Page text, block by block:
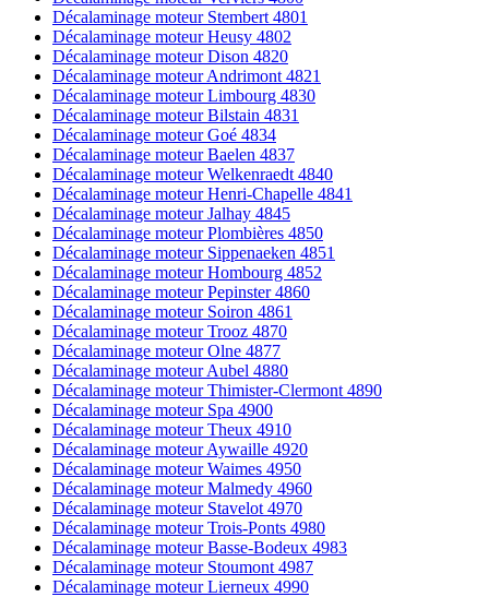
Décalaminage moteur Stembert 4801
Décalaminage moteur Heusy 4802
Décalaminage moteur Dison 4820
Décalaminage moteur Andrimont 4821
Décalaminage moteur Limbourg 4830
Décalaminage moteur Bilstain 4831
Décalaminage moteur Goé 4834
Décalaminage moteur Baelen 4837
Décalaminage moteur Welkenraedt 4840
Décalaminage moteur Henri-Chapelle 4841
Décalaminage moteur Jalhay 4845
Décalaminage moteur Plombières 4850
Décalaminage moteur Sippenaeken 4851
Décalaminage moteur Hombourg 4852
Décalaminage moteur Pepinster 4860
Décalaminage moteur Soiron 4861
Décalaminage moteur Trooz 4870
Décalaminage moteur Olne 4877
Décalaminage moteur Aubel 4880
Décalaminage moteur Thimister-Clermont 4890
Décalaminage moteur Spa 4900
Décalaminage moteur Theux 4910
Décalaminage moteur Aywaille 4920
Décalaminage moteur Waimes 4950
Décalaminage moteur Malmedy 4960
Décalaminage moteur Stavelot 4970
Décalaminage moteur Trois-Ponts 4980
Décalaminage moteur Basse-Bodeux 4983
Décalaminage moteur Stoumont 4987
Décalaminage moteur Lierneux 4990